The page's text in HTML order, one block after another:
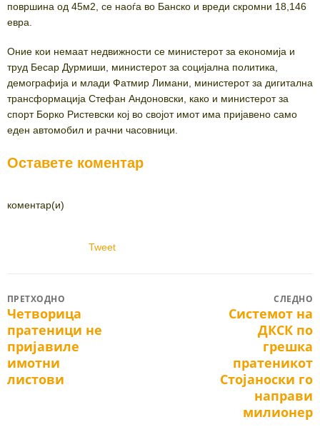
површина од 45м2, се наоѓа во Банско и вреди скромни 18,146
евра.
Оние кои немаат недвижности се министерот за економија и
труд Бесар Дурмиши, министерот за социјална политика,
демографија и млади Фатмир Лимани, министерот за дигитална
трансформација Стефан Андоновски, како и министерот за
спорт Борко Ристевски кој во својот имот има пријавено само
еден автомобил и рачни часовници.
Оставете коментар
коментар(и)
Tweet
Post
navigation
ПРЕТХОДНО
Previous
post:
Четворица
пратеници не
пријавиле
имотни
листови
СЛЕДНО
Системот на
ДКСК по
грешка
пратеникот
Стојаноски го
направи
милионер